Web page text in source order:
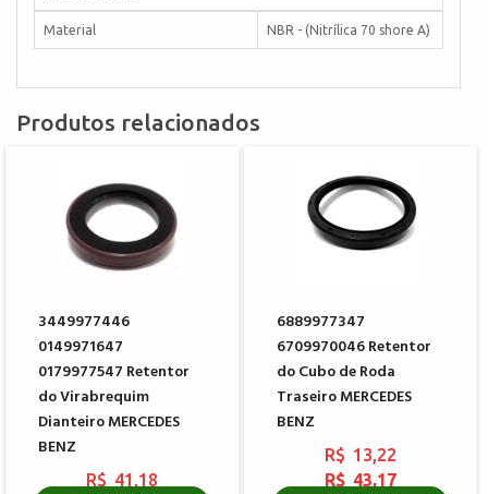
Material NBR - (Nitrílica 70 shore A)
Produtos relacionados
3449977446
0149971647
0179977547 Retentor
do Virabrequim
Dianteiro MERCEDES
BENZ
R$ 41,18
6889977347
6709970046 Retentor
do Cubo de Roda
Traseiro MERCEDES
BENZ
R$ 13,22
R$ 43,17